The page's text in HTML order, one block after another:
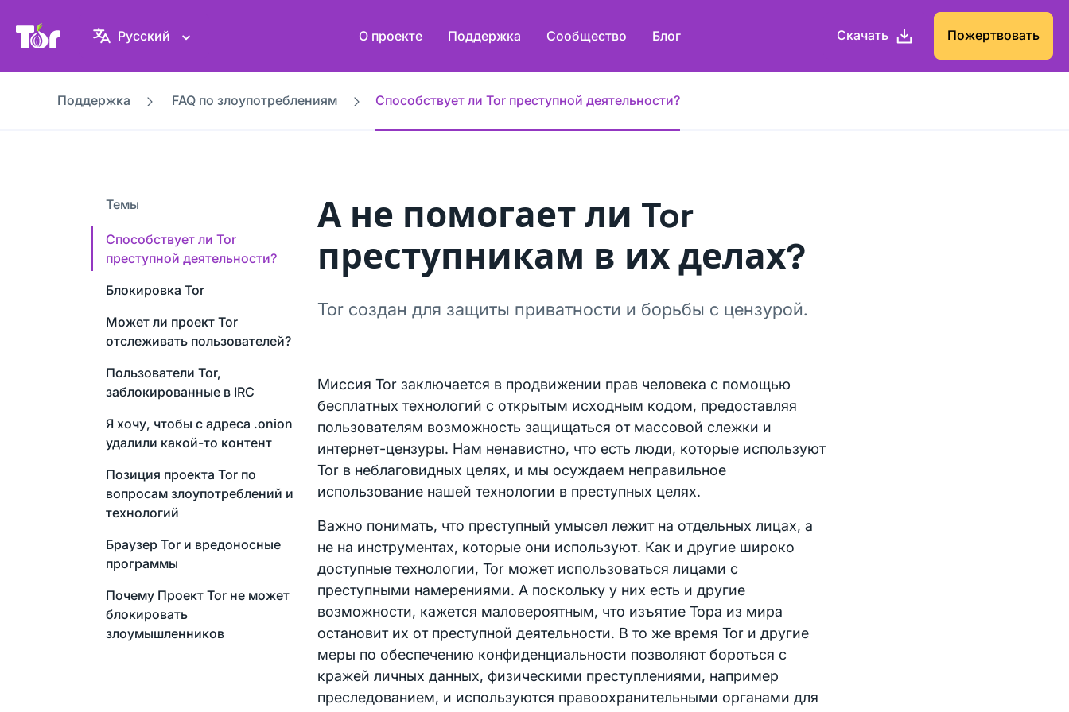
Веб-сайт Проекта Tor
Русский О проекте Поддержка Сообщество Блог Скачать Пожертвовать
Поддержка FAQ по злоупотреблениям Способствует ли Tor преступной деятельности?
Темы
Способствует ли Tor
преступной деятельности?
Блокировка Tor
Может ли проект Tor
отслеживать пользователей?
Пользователи Tor,
заблокированные в IRC
Я хочу, чтобы с адреса .onion
удалили какой-то контент
Позиция проекта Tor по
вопросам злоупотреблений и
технологий
Браузер Tor и вредоносные
программы
Почему Проект Tor не может
блокировать
злоумышленников
А не помогает ли Tor
преступникам в их делах?
Tor создан для защиты приватности и борьбы с цензурой.
Миссия Tor заключается в продвижении прав человека с помощью
бесплатных технологий с открытым исходным кодом, предоставляя
пользователям возможность защищаться от массовой слежки и
интернет-цензуры. Нам ненавистно, что есть люди, которые используют
Tor в неблаговидных целях, и мы осуждаем неправильное
использование нашей технологии в преступных целях.
Важно понимать, что преступный умысел лежит на отдельных лицах, а
не на инструментах, которые они используют. Как и другие широко
доступные технологии, Tor может использоваться лицами с
преступными намерениями. А поскольку у них есть и другие
возможности, кажется маловероятным, что изъятие Тора из мира
остановит их от преступной деятельности. В то же время Tor и другие
меры по обеспечению конфиденциальности позволяют бороться с
кражей личных данных, физическими преступлениями, например
преследованием, и используются правоохранительными органами для